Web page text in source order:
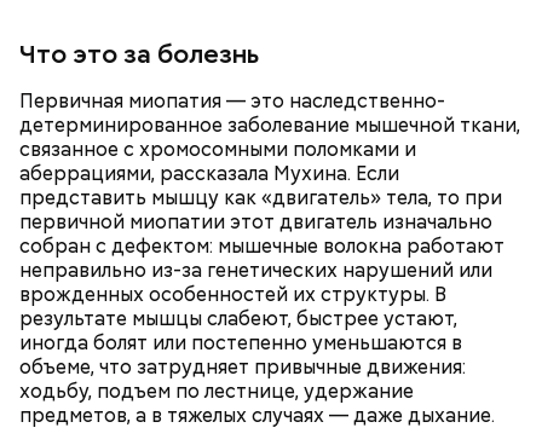
Что это за болезнь
Первичная миопатия — это наследственно-
детерминированное заболевание мышечной ткани,
связанное с хромосомными поломками и
аберрациями, рассказала Мухина. Если
представить мышцу как «двигатель» тела, то при
первичной миопатии этот двигатель изначально
собран с дефектом: мышечные волокна работают
неправильно из-за генетических нарушений или
врожденных особенностей их структуры. В
результате мышцы слабеют, быстрее устают,
иногда болят или постепенно уменьшаются в
объеме, что затрудняет привычные движения:
ходьбу, подъем по лестнице, удержание
предметов, а в тяжелых случаях — даже дыхание.
Все в противне заливается сливками. По вкусу
можно добавить соль и перец. Сверху блюдо
присыпают свежим базиликом и отправляют в
духовку на 15 минут.
— Есть опасность, что гнилостные процессы
распространились по всему плоду. Ей можно
отравиться.